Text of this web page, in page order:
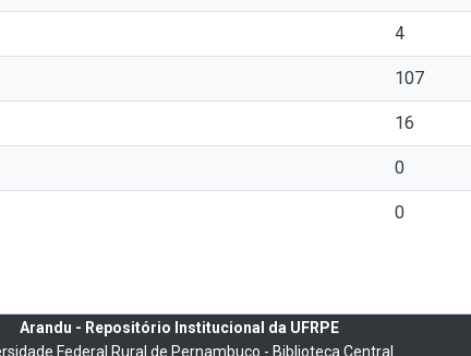
4
107
16
0
0
Arandu - Repositório Institucional da UFRPE
Federal Rural de Pernambuco - Biblioteca Central